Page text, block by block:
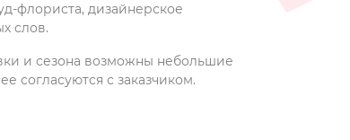
флориста, дизайнерское
слов.
и сезона возможны небольшие
согласуются с заказчиком.